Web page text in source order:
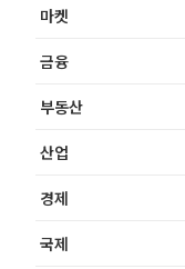
마켓
금융
부동산
산업
경제
국제